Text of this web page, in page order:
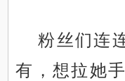
粉丝们连
有，想拉她